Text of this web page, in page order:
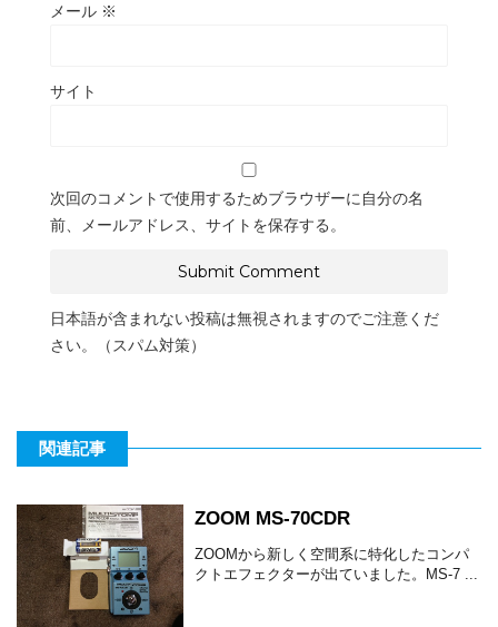
メール ※
サイト
次回のコメントで使用するためブラウザーに自分の名
前、メールアドレス、サイトを保存する。
日本語が含まれない投稿は無視されますのでご注意くだ
さい。（スパム対策）
関連記事
ZOOM MS-70CDR
ZOOMから新しく空間系に特化したコンパ
クトエフェクターが出ていました。MS-7 ...